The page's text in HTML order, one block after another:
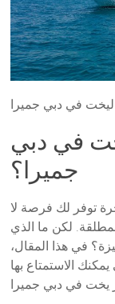
في دبي جميرا
في دبي
جميرا؟
توفر لك فرصة لا
لكن ما الذي
في هذا المقال،
الاستمتاع بها